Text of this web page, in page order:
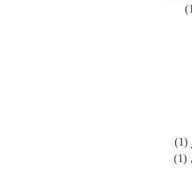
(1)
(1)